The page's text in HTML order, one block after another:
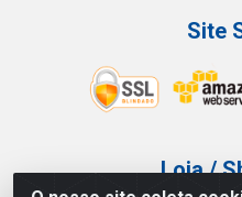
Site
Loja /